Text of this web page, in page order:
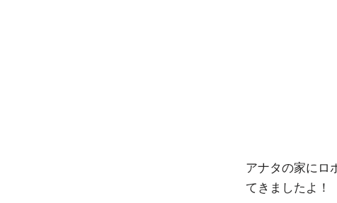
アナタの家にロ
てきましたよ！